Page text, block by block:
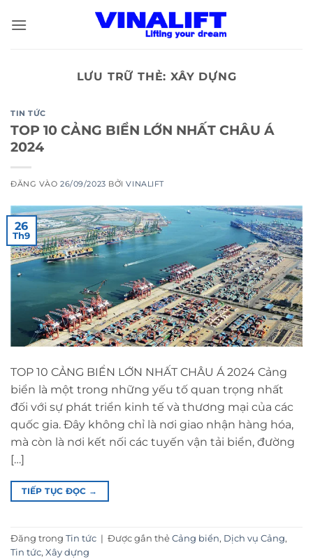
qua
LƯU TRỮ THẺ: XÂY DỰNG
TIN TỨC
TOP 10 CẢNG BIỂN LỚN NHẤT CHÂU Á
2024
ĐĂNG VÀO26/09/2023 BỞIVINALIFT
26
Th9
TOP 10 CẢNG BIỂN LỚN NHẤT CHÂU Á 2024 Cảng
biển là một trong những yếu tố quan trọng nhất
đối với sự phát triển kinh tế và thương mại của các
quốc gia. Đây không chỉ là nơi giao nhận hàng hóa,
mà còn là nơi kết nối các tuyến vận tải biển, đường
[…]
TIẾP TỤC ĐỌC →
Đăng trong Tin tức | Được gắn thẻ Cảng biển, Dịch vụ Cảng,
Tin tức, Xây dựng